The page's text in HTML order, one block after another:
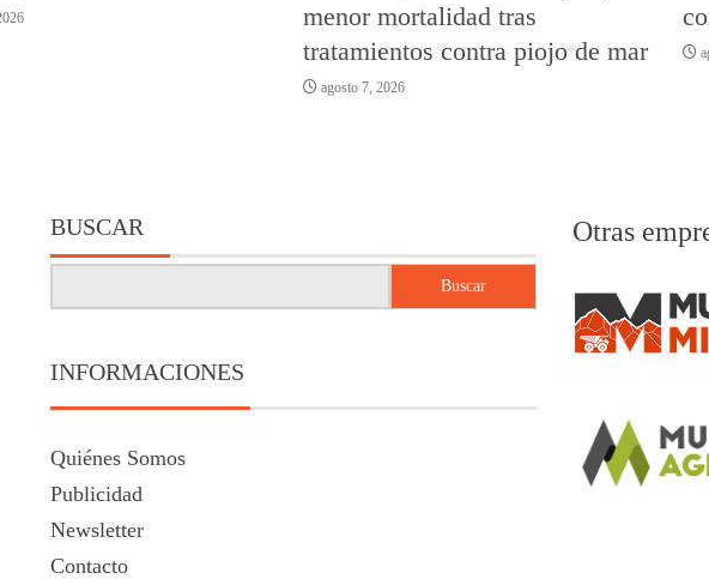
menor mortalidad tras
tratamientos contra piojo de mar
agosto 7, 2026
BUSCAR
Buscar
INFORMACIONES
Quiénes Somos
Publicidad
Newsletter
Contacto
Otras